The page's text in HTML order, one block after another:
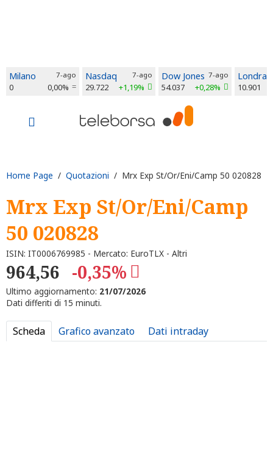
Milano 7-ago
0 0,00%
Nasdaq 7-ago
29.722 +1,19%
Dow Jones 7-ago
54.037 +0,28%
Londra
10.901
Home Page / Quotazioni / Mrx Exp St/Or/Eni/Camp 50 020828
Mrx Exp St/Or/Eni/Camp
50 020828
ISIN: IT0006769985 - Mercato: EuroTLX - Altri
964,56 -0,35%
Ultimo aggiornamento: 21/07/2026
Dati differiti di 15 minuti.
Scheda Grafico avanzato Dati intraday